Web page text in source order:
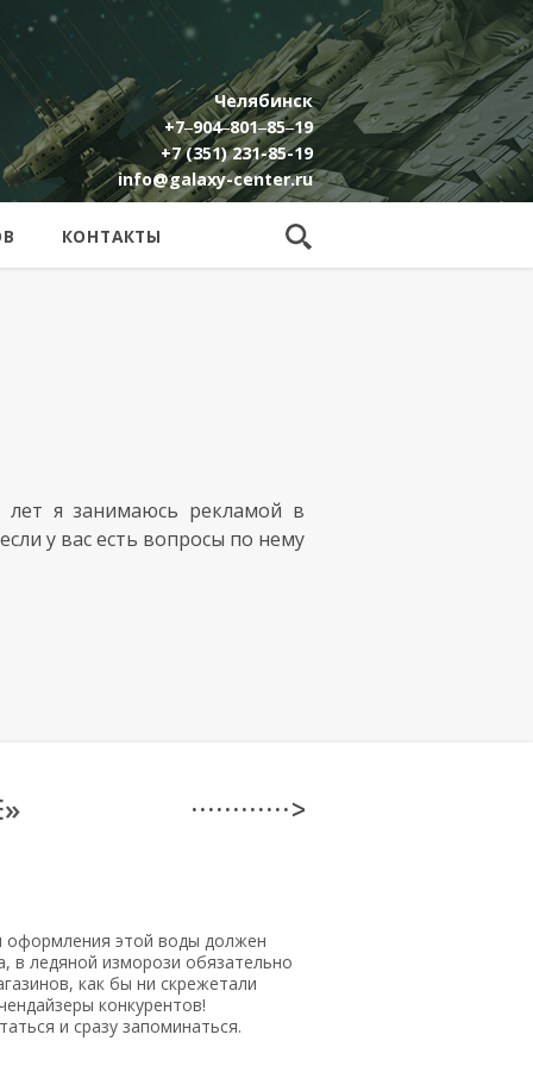
Челябинск
+7‒904‒801‒85‒19
+7 (351) 231-85-19
info@galaxy-center.ru
КОНТАКТЫ
лет я занимаюсь рекламой в
у вас есть вопросы по нему
· · · · · · · · · · · · >
этой воды должен
в ледяной изморози обязательно
как бы ни скрежетали
конкурентов!
и сразу запоминаться.